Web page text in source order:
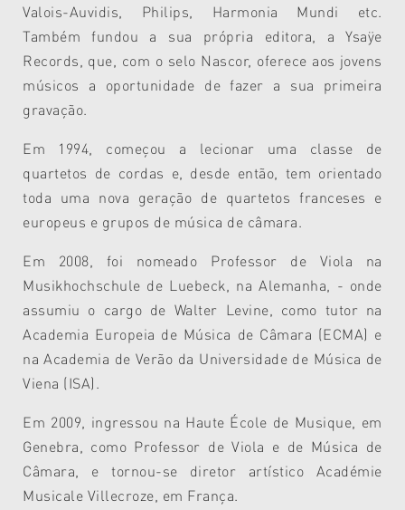
Valois-Auvidis, Philips, Harmonia Mundi etc.
Também fundou a sua própria editora, a Ysaÿe
Records, que, com o selo Nascor, oferece aos jovens
músicos a oportunidade de fazer a sua primeira
gravação.
Em 1994, começou a lecionar uma classe de
quartetos de cordas e, desde então, tem orientado
toda uma nova geração de quartetos franceses e
europeus e grupos de música de câmara.
Em 2008, foi nomeado Professor de Viola na
Musikhochschule de Luebeck, na Alemanha, - onde
assumiu o cargo de Walter Levine, como tutor na
Academia Europeia de Música de Câmara (ECMA) e
na Academia de Verão da Universidade de Música de
Viena (ISA).
Em 2009, ingressou na Haute École de Musique, em
Genebra, como Professor de Viola e de Música de
Câmara, e tornou-se diretor artístico Académie
Musicale Villecroze, em França.